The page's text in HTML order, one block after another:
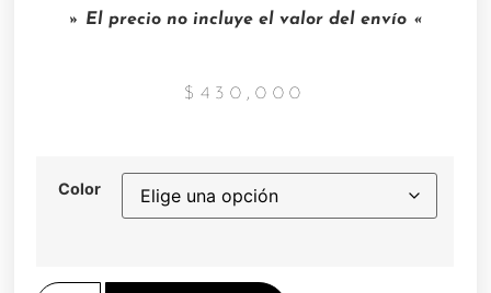
» El precio no incluye el valor del envío «
$ 430,000
Color